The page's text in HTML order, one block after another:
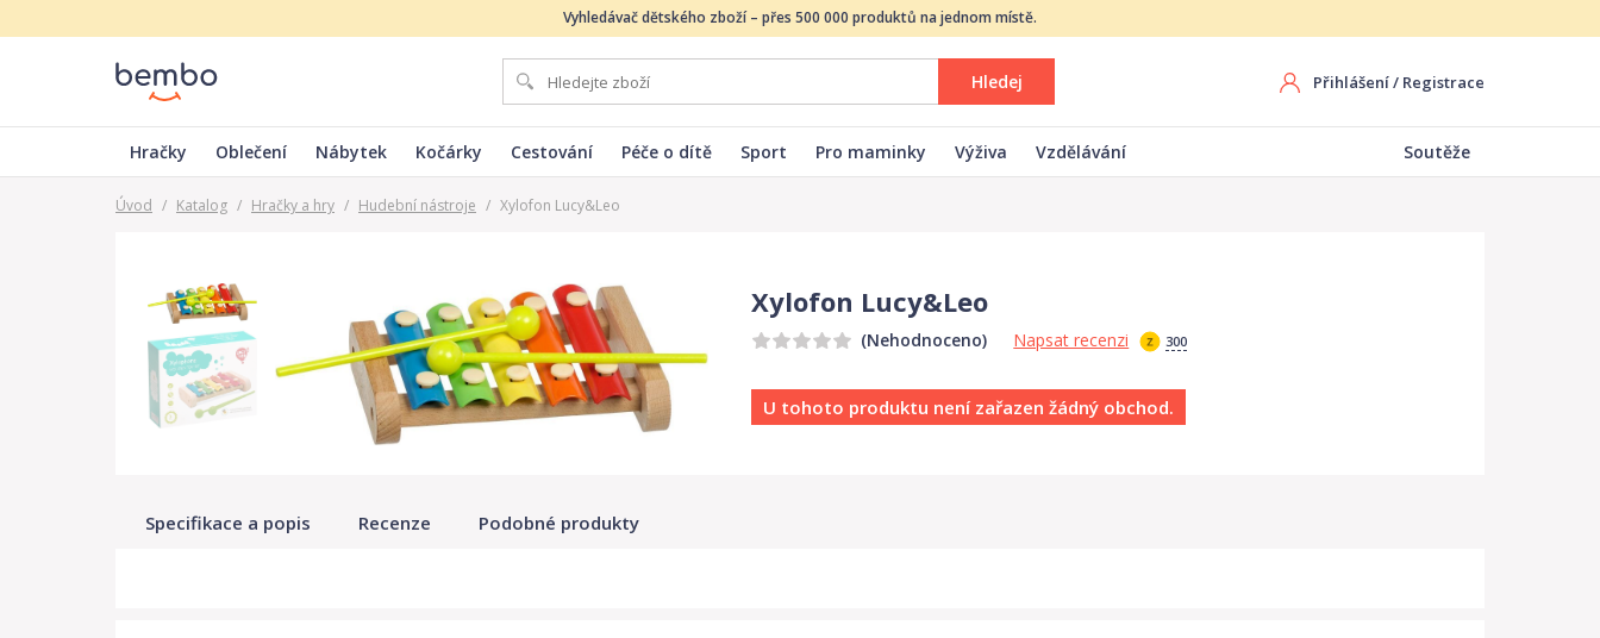
Vyhledávač dětského zboží – přes 500 000 produktů na jednom místě.
Hledej Přihlášení/ Registrace
Hračky Oblečení Nábytek Kočárky Cestování Péče o dítě Sport Pro maminky Výživa Vzdělávání Soutěže
Úvod / Katalog / Hračky a hry / Hudební nástroje / Xylofon Lucy&Leo
Xylofon Lucy&Leo
(Nehodnoceno) Napsat recenzi 300
U tohoto produktu není zařazen žádný obchod.
Specifikace a popis Recenze Podobné produkty